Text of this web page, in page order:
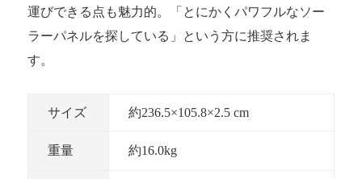
運びできる点も魅力的。「とにかくパワフルなソー
ラーパネルを探している」という方に推奨されま
す。
サイズ 約236.5×105.8×2.5 cm
重量 約16.0kg